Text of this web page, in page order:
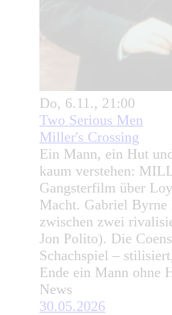
Do, 6.11., 21:00
Two Serious Men
Miller's Crossing
Ein Mann, ein Hut
kaum verstehen:
Gangsterfilm über
Macht. Gabriel Byrne
zwischen zwei
Jon Polito). Die
Schachspiel –
Ende ein Mann ohne
News
30.05.2026